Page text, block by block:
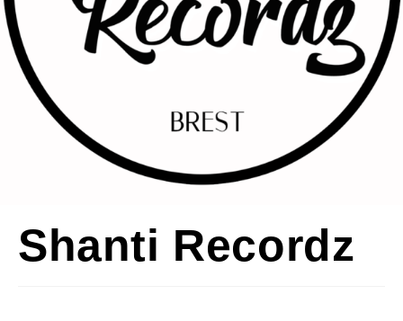
Shanti Recordz